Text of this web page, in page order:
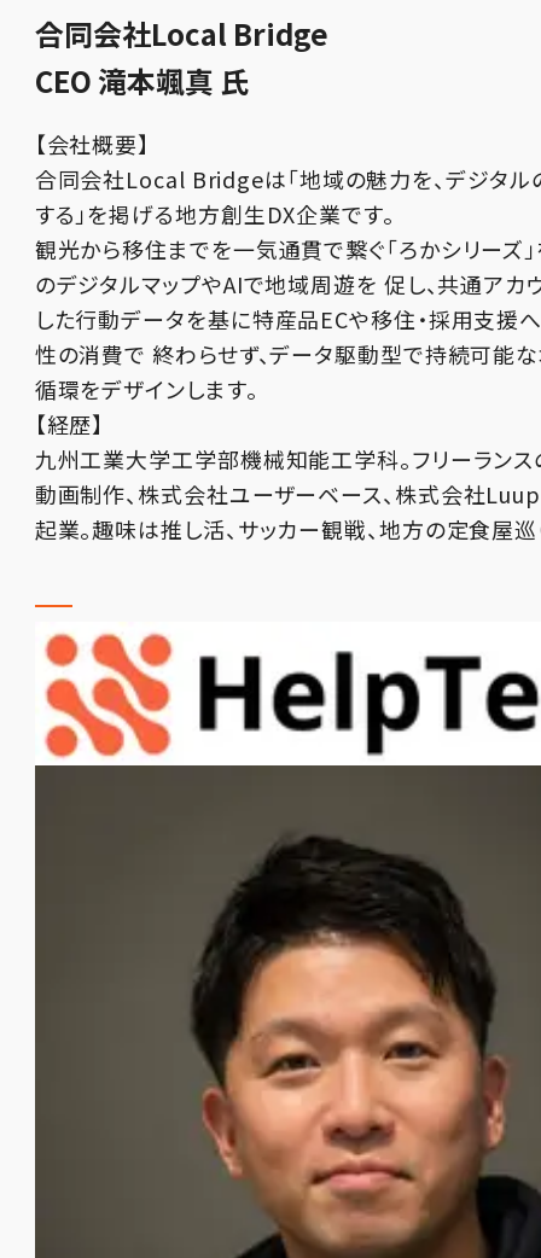
合同会社Local Bridge
CEO 滝本颯真 氏
【会社概要】
合同会社Local Bridgeは「地域の魅力を、デジタ
する」を掲げる地方創生DX企業です。
観光から移住までを一気通貫で繋ぐ「ろかシリーズ
のデジタルマップやAIで地域周遊を 促し、共通アカ
した行動データを基に特産品ECや移住・採用支援
性の消費で 終わらせず、データ駆動型で持続可能
循環をデザインします。
【経歴】
九州工業大学工学部機械知能工学科。フリーラン
動画制作、株式会社ユーザーベース、株式会社
起業。趣味は推し活、サッカー観戦、地方の定食屋巡